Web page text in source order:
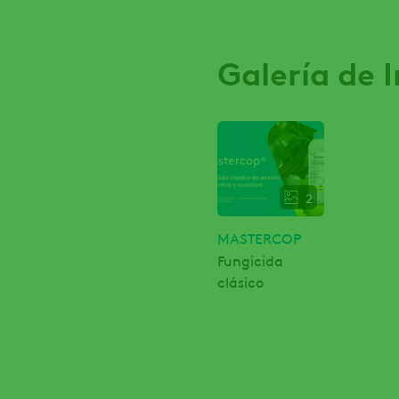
Galería de
2
MASTERCOP
Fungicida
clásico